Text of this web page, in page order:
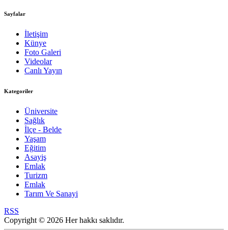
Sayfalar
İletişim
Künye
Foto Galeri
Videolar
Canlı Yayın
Kategoriler
Üniversite
Sağlık
İlçe - Belde
Yaşam
Eğitim
Asayiş
Emlak
Turizm
Emlak
Tarım Ve Sanayi
RSS
Copyright © 2026 Her hakkı saklıdır.